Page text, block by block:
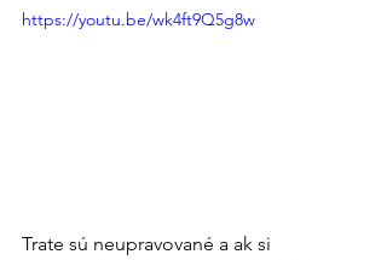
https://youtu.be/wk4ft9Q5g8w
Trate sú neupravované a ak si